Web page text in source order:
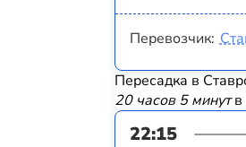
Перевозчик:
Пересадка в
20 часов 5 минутв
22:15